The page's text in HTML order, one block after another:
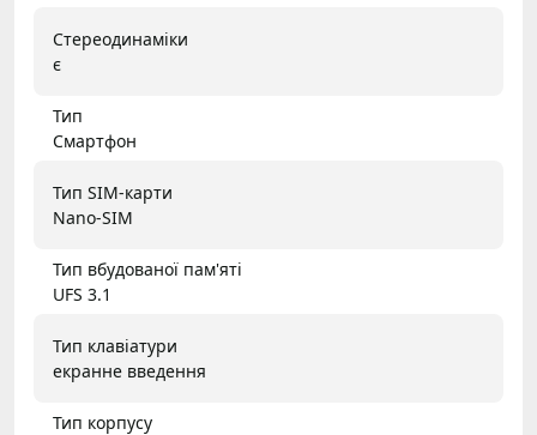
Стереодинаміки
є
Тип
Смартфон
Тип SIM-карти
Nano-SIM
Тип вбудованої пам'яті
UFS 3.1
Тип клавіатури
екранне введення
Тип корпусу